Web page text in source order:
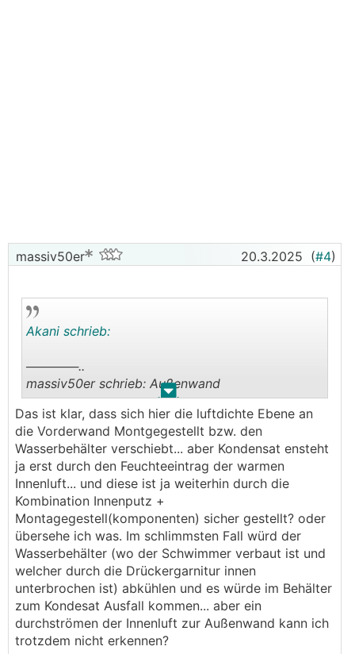
massiv50er 20.3.2025 (#4)
. .
Akani schrieb:
──────..
massiv50er schrieb: Außenwand
───────────────
Ja.
──────..
massiv50er schrieb: die Außenluft steht mal
prinzipiell an der Fassade an
───────────────
Richtig, und dann kommt bis zum innenputz
keine Luftdichtheit mehr.
D.h. tritt Kälte hinter den Außenputz ein, ist die
Tiefe Außenwand und Vorwand eine einzige
Wand
Hier geht um Temperaturen und Kondensatausfall
Das ist klar, dass sich hier die luftdichte Ebene an
die Vorderwand Montgegestellt bzw. den
Wasserbehälter verschiebt... aber Kondensat ensteht
ja erst durch den Feuchteeintrag der warmen
Innenluft... und diese ist ja weiterhin durch die
Kombination Innenputz +
Montagegestell(komponenten) sicher gestellt? oder
übersehe ich was. Im schlimmsten Fall würd der
Wasserbehälter (wo der Schwimmer verbaut ist und
welcher durch die Drückergarnitur innen
unterbrochen ist) abkühlen und es würde im Behälter
zum Kondesat Ausfall kommen... aber ein
durchströmen der Innenluft zur Außenwand kann ich
trotzdem nicht erkennen?